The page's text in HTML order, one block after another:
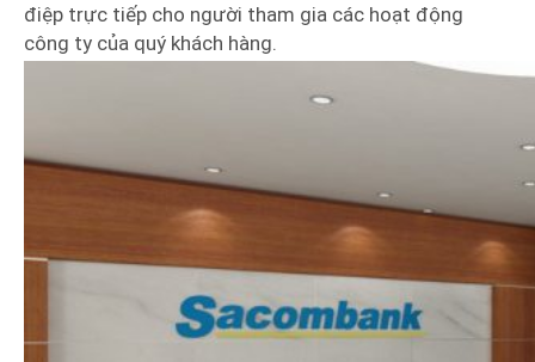
điệp trực tiếp cho người tham gia các hoạt động
công ty của quý khách hàng.